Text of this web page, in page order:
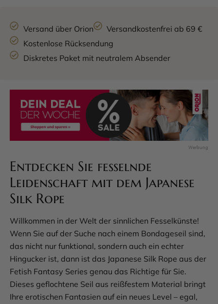
Versand über Orion
Versandkostenfrei ab 69 €
Kostenlose Rücksendung
Diskretes Paket mit neutralem Absender
Entdecken Sie fesselnde
Leidenschaft mit dem Japanese
Silk Rope
Willkommen in der Welt der sinnlichen Fesselkünste!
Wenn Sie auf der Suche nach einem Bondageseil sind,
das nicht nur funktional, sondern auch ein echter
Hingucker ist, dann ist das Japanese Silk Rope aus der
Fetish Fantasy Series genau das Richtige für Sie.
Dieses geflochtene Seil aus reißfestem Material bringt
Ihre erotischen Fantasien auf ein neues Level – egal,